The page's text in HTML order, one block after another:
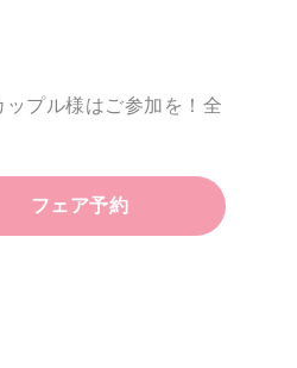
プル様はご参加を！全
フェア予約